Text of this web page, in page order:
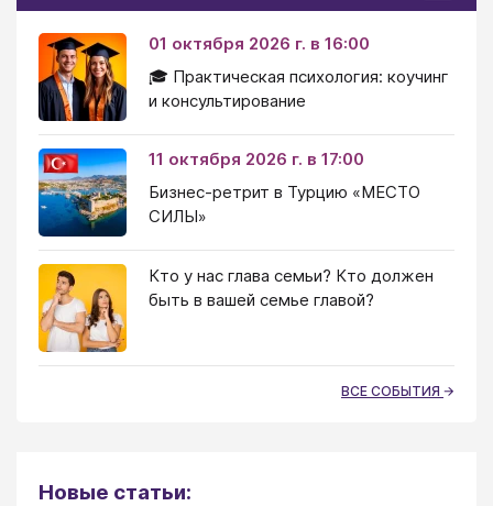
01 октября 2026 г. в 16:00
🎓 Практическая психология: коучинг
и консультирование
11 октября 2026 г. в 17:00
Бизнес-ретрит в Турцию «МЕСТО
СИЛЫ»
Кто у нас глава семьи? Кто должен
быть в вашей семье главой?
ВСЕ СОБЫТИЯ
Новые статьи: